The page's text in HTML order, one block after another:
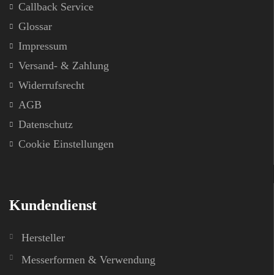
Callback Service
Glossar
Impressum
Versand- & Zahlung
Widerrufsrecht
AGB
Datenschutz
Cookie Einstellungen
Kundendienst
Hersteller
Messerformen & Verwendung